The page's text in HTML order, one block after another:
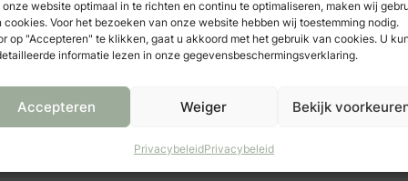
onze website optimaal in te richten en continu te optimaliseren, maken wij
cookies. Voor het bezoeken van onze website hebben wij toestemming nodig.
op "Accepteren" te klikken, gaat u akkoord met het gebruik van cookies. U
informatie lezen in onze gegevensbeschermingsverklaring.
Accepteren Weiger Bekijk
PrivacybeleidPrivacybeleid
zit jebomvol inspiratievoor je eigen bruiloft